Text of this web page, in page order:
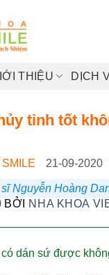
THIỆU DỊCH
tinh tốt
21-09-2020
Nguyễn Hoàng
BỞI NHA KHOA
dán sứ được